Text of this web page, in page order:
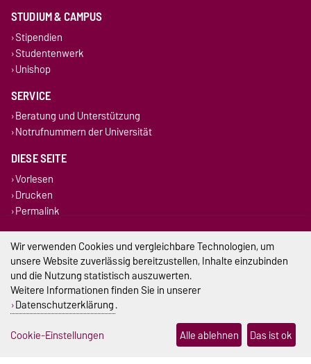
STUDIUM & CAMPUS
Stipendien
Studentenwerk
Unishop
SERVICE
Beratung und Unterstützung
Notrufnummern der Universität
DIESE SEITE
Vorlesen
Drucken
Permalink
Impressum
Datenschutz
Cookie-Einstellungen
Wir verwenden Cookies und vergleichbare Technologien, um
unsere Website zuverlässig bereitzustellen, Inhalte einzubinden
und die Nutzung statistisch auszuwerten.
Weitere Informationen finden Sie in unserer
Datenschutzerklärung.
Cookie-Einstellungen
Alle ablehnen Das ist ok